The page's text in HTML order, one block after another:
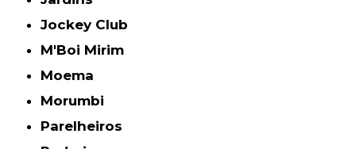
Jockey Club
M'Boi Mirim
Moema
Morumbi
Parelheiros